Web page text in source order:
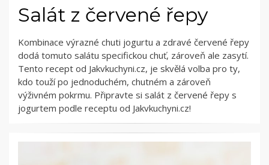
Salát z červené řepy
Kombinace výrazné chuti jogurtu a zdravé červené řepy
dodá tomuto salátu specifickou chuť, zároveň ale zasytí.
Tento recept od Jakvkuchyni.cz, je skvělá volba pro ty,
kdo touží po jednoduchém, chutném a zároveň
výživném pokrmu. Připravte si salát z červené řepy s
jogurtem podle receptu od Jakvkuchyni.cz!